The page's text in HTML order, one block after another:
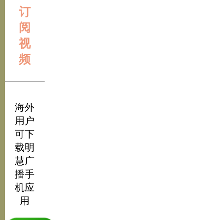
订
阅
视
频
海外
用户
可下
载明
慧广
播手
机应
用